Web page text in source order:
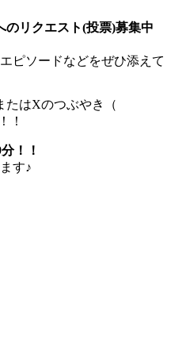
のリクエスト(投票)募集中
ピソードなどをぜひ添えて
たはXのつぶやき（
！
！！
す♪